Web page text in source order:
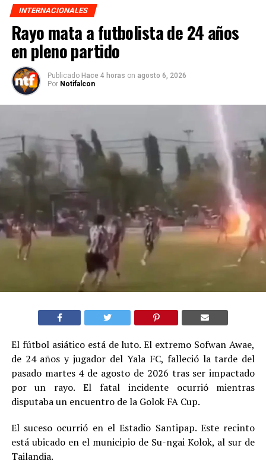
INTERNACIONALES
Rayo mata a futbolista de 24 años
en pleno partido
Publicado Hace 4 horas on agosto 6, 2026
Por Notifalcon
El fútbol asiático está de luto. El extremo Sofwan Awae,
de 24 años y jugador del Yala FC, falleció la tarde del
pasado martes 4 de agosto de 2026 tras ser impactado
por un rayo. El fatal incidente ocurrió mientras
disputaba un encuentro de la Golok FA Cup.
El suceso ocurrió en el Estadio Santipap. Este recinto
está ubicado en el municipio de Su-ngai Kolok, al sur de
Tailandia.